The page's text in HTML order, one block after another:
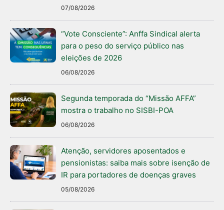
07/08/2026
“Vote Consciente”: Anffa Sindical alerta
para o peso do serviço público nas
eleições de 2026
06/08/2026
Segunda temporada do “Missão AFFA”
mostra o trabalho no SISBI-POA
06/08/2026
Atenção, servidores aposentados e
pensionistas: saiba mais sobre isenção de
IR para portadores de doenças graves
05/08/2026